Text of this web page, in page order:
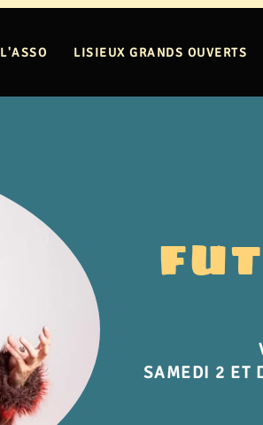
L'ASSO LISIEUX GRANDS OUVERTS
SAMEDI 2 ET